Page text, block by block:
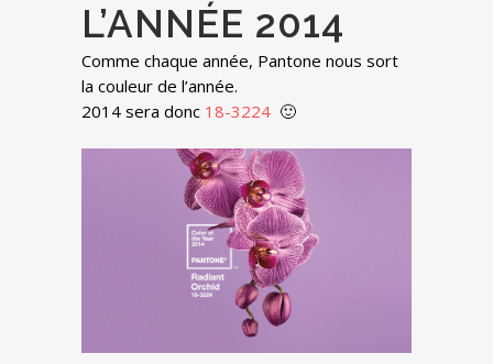
L’ANNÉE 2014
Comme chaque année, Pantone nous sort
la couleur de l’année.
2014 sera donc 18-3224 🙂